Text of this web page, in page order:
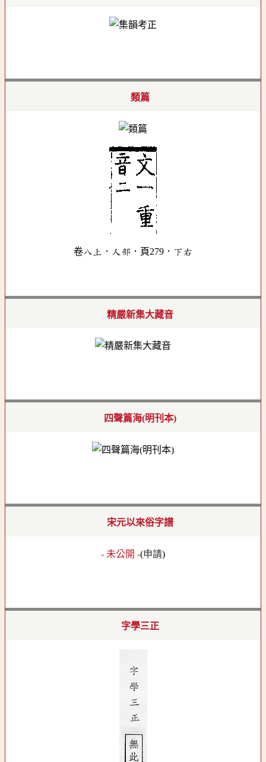
類篇
卷八上．人部．頁279．下右
精嚴新集大藏音
四聲篇海(明刊本)
宋元以來俗字譜
- 未公開 -(申請)
字學三正